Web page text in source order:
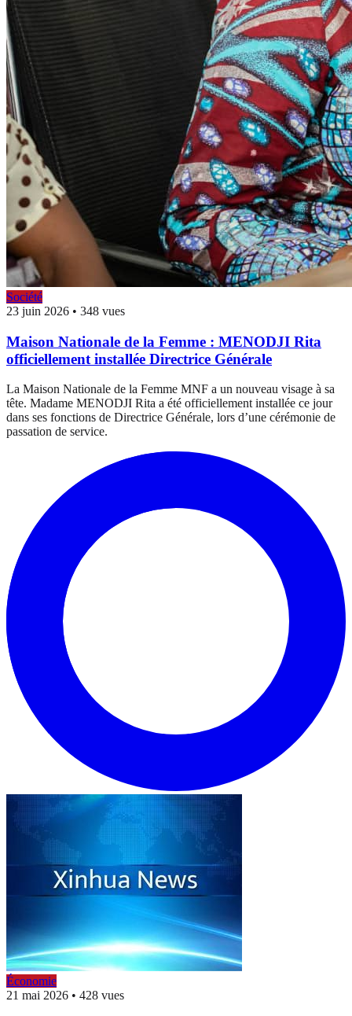
Société
23 juin 2026 • 348 vues
Maison Nationale de la Femme : MENODJI Rita
officiellement installée Directrice Générale
La Maison Nationale de la Femme MNF a un nouveau visage à sa
tête. Madame MENODJI Rita a été officiellement installée ce jour
dans ses fonctions de Directrice Générale, lors d’une cérémonie de
passation de service.
Économie
21 mai 2026 • 428 vues